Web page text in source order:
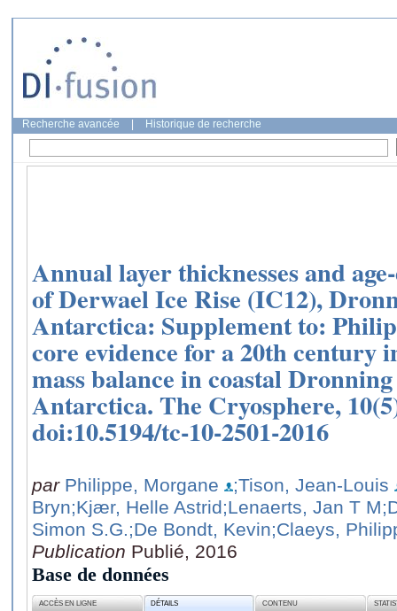
Recherche avancée Historique de recherche
Annual layer thicknesses and
of Derwael Ice Rise (IC12),
Antarctica: Supplement to:
core evidence for a 20th century
mass balance in coastal
Antarctica. The Cryosphere,
doi:10.5194/tc-10-2501-2016
par Philippe, Morgane
;Tison, Jean-Louis
Bryn;Kjær, Helle Astrid;Lenaerts, Jan T M
Simon S.G.;De Bondt, Kevin;Claeys,
Publication Publié, 2016
Base de données
ACCÈS EN LIGNE DÉTAILS CONTENU